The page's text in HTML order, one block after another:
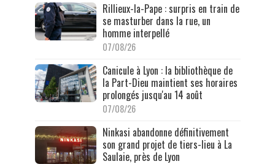
Rillieux-la-Pape : surpris en train de
se masturber dans la rue, un
homme interpellé
07/08/26
Canicule à Lyon : la bibliothèque de
la Part-Dieu maintient ses horaires
prolongés jusqu'au 14 août
07/08/26
Ninkasi abandonne définitivement
son grand projet de tiers-lieu à La
Saulaie, près de Lyon